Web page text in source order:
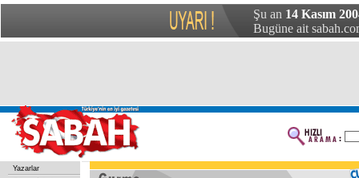
Şu an 14 Kasım
Bugüne ait
Yazarlar